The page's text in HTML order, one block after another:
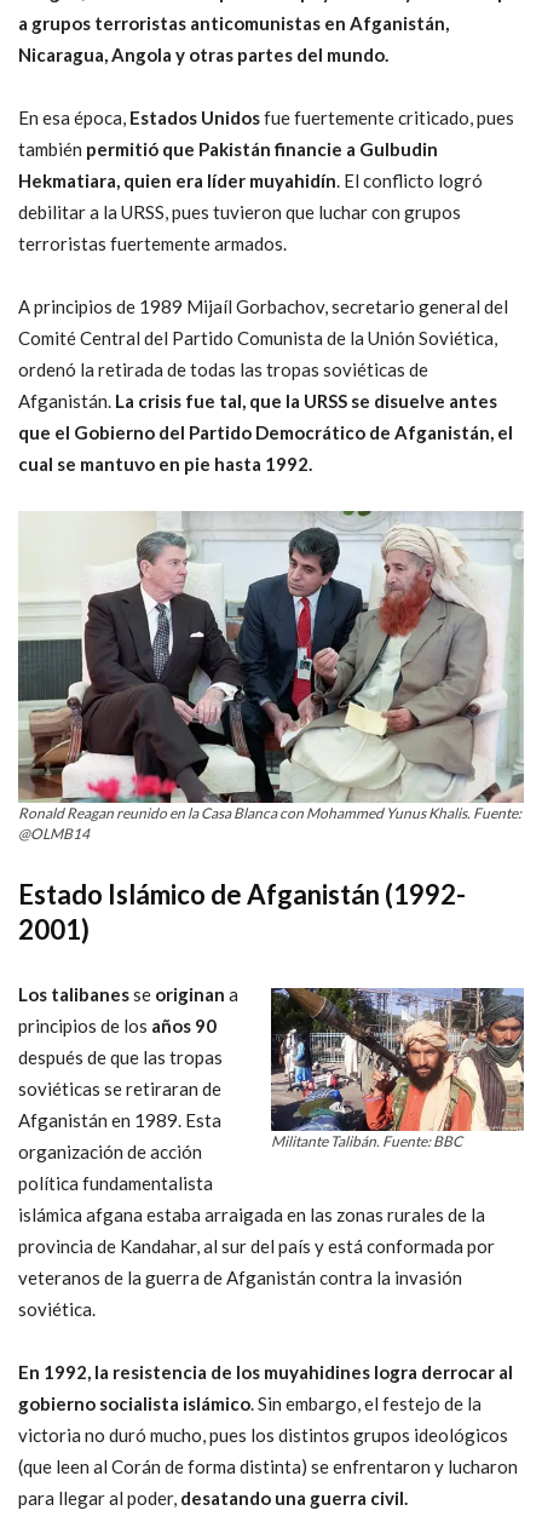
a grupos terroristas anticomunistas en Afganistán,
Nicaragua, Angola y otras partes del mundo.
En esa época, Estados Unidosfue fuertemente criticado, pues
también permitió que Pakistán financie a Gulbudin
Hekmatiara, quien era líder muyahidín. El conflicto logró
debilitar a la URSS, pues tuvieron que luchar con grupos
terroristas fuertemente armados.
A principios de 1989 Mijaíl Gorbachov, secretario general del
Comité Central del Partido Comunista de la Unión Soviética,
ordenó la retirada de todas las tropas soviéticas de
Afganistán. La crisis fue tal, que la URSS se disuelve antes
que el Gobierno del Partido Democrático de Afganistán, el
cual se mantuvo en pie hasta 1992.
Ronald Reagan reunido en la Casa Blanca con Mohammed Yunus Khalis. Fuente:
@OLMB14
Estado Islámico de Afganistán (1992-
2001)
Militante Talibán. Fuente: BBC
Los talibanesse originan a
principios de los años 90
después de que las tropas
soviéticas se retiraran de
Afganistán en 1989. Esta
organización de acción
política fundamentalista
islámica afgana estaba arraigada en las zonas rurales de la
provincia de Kandahar, al sur del país y está conformada por
veteranos de la guerra de Afganistán contra la invasión
soviética.
En 1992, la resistencia de los muyahidines logra derrocar al
gobierno socialista islámico. Sin embargo, el festejo de la
victoria no duró mucho, pues los distintos grupos ideológicos
(que leen al Corán de forma distinta) se enfrentaron y lucharon
para llegar al poder, desatando una guerra civil.